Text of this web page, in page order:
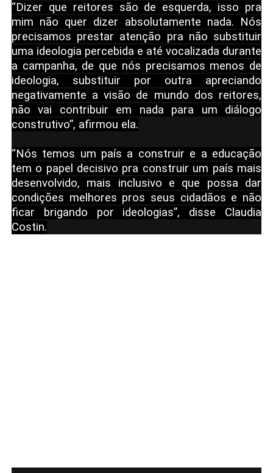
“Dizer que reitores são de esquerda, isso pra
mim não quer dizer absolutamente nada. Nós
precisamos prestar atenção pra não substituir
uma ideologia percebida e até vocalizada durante
a campanha, de que nós precisamos menos de
ideologia, substituir por outra apreciando
negativamente a visão de mundo dos reitores,
não vai contribuir em nada para um diálogo
construtivo”, afirmou ela.
“Nós temos um país a construir e a educação
tem o papel decisivo pra construir um país mais
desenvolvido, mais inclusivo e que possa dar
condições melhores pros seus cidadãos e não
ficar brigando por ideologias”, disse Claudia
Costin.